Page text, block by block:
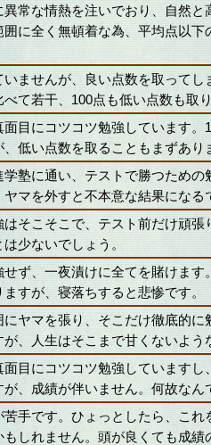
異常な情熱を注いでおり、自然
囲に全く無頓着な為、平均点以
いませんが、良い点数を取って
べて若干、100点も低い点数も取
面目にコツコツ勉強しています。
、低い点数を取ることもまずあり
学塾に通い、テストで勝つため
ヤマを外すと不本意な結果になる
はそこそこで、テスト前だけ頑
少ないでしょう。
せず、一夜漬けに全てを賭けま
ますが、寝落ちすると悲惨です。
にヤマを張り、そこだけ徹底的
が、人生はそこまで甘くないよう
面目にコツコツ勉強しています
が、成績が伴いません。何故なん
苦手です。ひょっとしたら、こ
もしれません。頭が良くても成